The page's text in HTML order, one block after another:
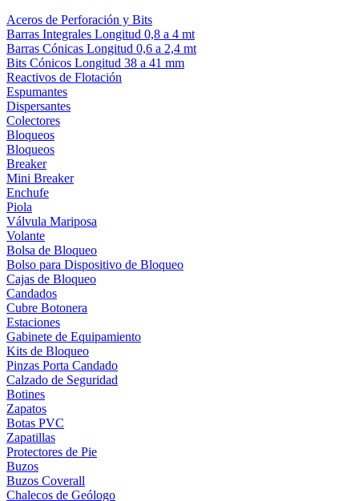
Aceros de Perforación y Bits
Barras Integrales Longitud 0,8 a 4 mt
Barras Cónicas Longitud 0,6 a 2,4 mt
Bits Cónicos Longitud 38 a 41 mm
Reactivos de Flotación
Espumantes
Dispersantes
Colectores
Bloqueos
Bloqueos
Breaker
Mini Breaker
Enchufe
Piola
Válvula Mariposa
Volante
Bolsa de Bloqueo
Bolso para Dispositivo de Bloqueo
Cajas de Bloqueo
Candados
Cubre Botonera
Estaciones
Gabinete de Equipamiento
Kits de Bloqueo
Pinzas Porta Candado
Calzado de Seguridad
Botines
Zapatos
Botas PVC
Zapatillas
Protectores de Pie
Buzos
Buzos Coverall
Chalecos de Geólogo